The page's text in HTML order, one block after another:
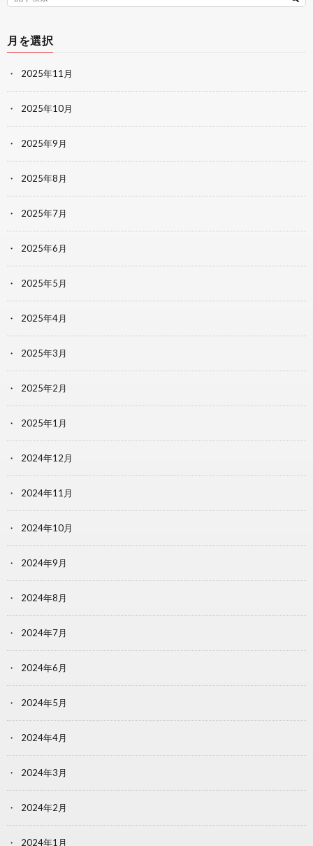
月を選択
2025年11月
2025年10月
2025年9月
2025年8月
2025年7月
2025年6月
2025年5月
2025年4月
2025年3月
2025年2月
2025年1月
2024年12月
2024年11月
2024年10月
2024年9月
2024年8月
2024年7月
2024年6月
2024年5月
2024年4月
2024年3月
2024年2月
2024年1月